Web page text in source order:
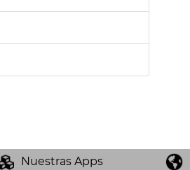
Nuestras Apps